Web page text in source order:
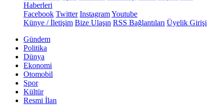
Haberleri
Facebook Twitter InstagramYoutube
Künye / İletişim Bize Ulaşın RSS Bağlantıları Üyelik Girişi
Gündem
Politika
Dünya
Ekonomi
Otomobil
Spor
Kültür
Resmi İlan